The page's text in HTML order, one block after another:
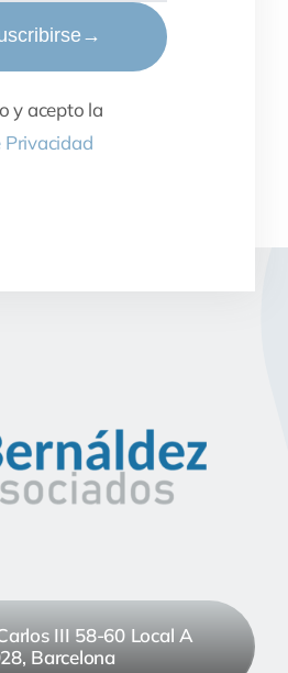
→
y acepto la
Privacidad
III 58-60 Local A
Barcelona